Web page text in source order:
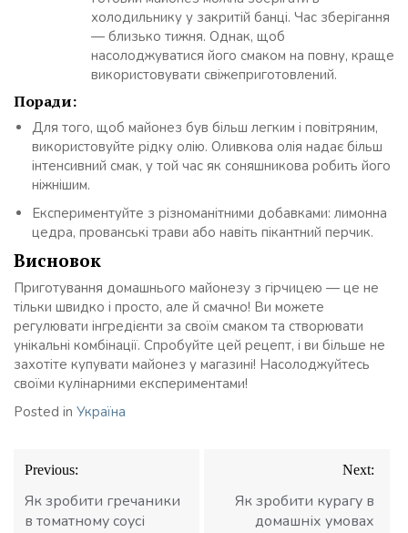
холодильнику у закритій банці. Час зберігання
— близько тижня. Однак, щоб
насолоджуватися його смаком на повну, краще
використовувати свіжеприготовлений.
Поради:
Для того, щоб майонез був більш легким і повітряним,
використовуйте рідку олію. Оливкова олія надає більш
інтенсивний смак, у той час як соняшникова робить його
ніжнішим.
Експериментуйте з різноманітними добавками: лимонна
цедра, прованські трави або навіть пікантний перчик.
Висновок
Приготування домашнього майонезу з гірчицею — це не
тільки швидко і просто, але й смачно! Ви можете
регулювати інгредієнти за своїм смаком та створювати
унікальні комбінації. Спробуйте цей рецепт, і ви більше не
захотіте купувати майонез у магазині! Насолоджуйтесь
своїми кулінарними експериментами!
Posted in Україна
Навігація
записів
Previous:
Як зробити гречаники
в томатному соусі
Next:
Як зробити курагу в
домашніх умовах